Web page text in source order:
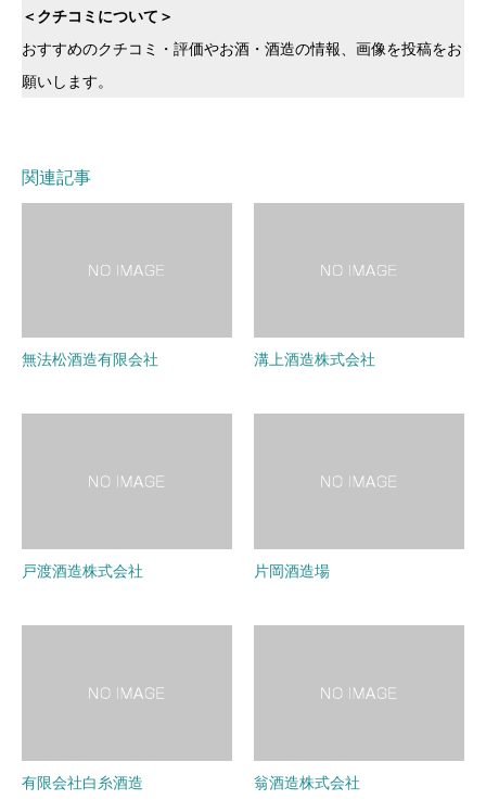
＜クチコミについて＞
おすすめのクチコミ・評価やお酒・酒造の情報、画像を投稿をお
願いします。
関連記事
無法松酒造有限会社 溝上酒造株式会社
戸渡酒造株式会社 片岡酒造場
有限会社白糸酒造 翁酒造株式会社